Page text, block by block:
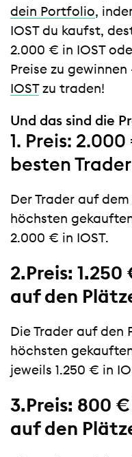
dein Portfolio,
IOST du kaufst,
2.000 € in IOST
Preise zu
IOSTzu traden!
Und das sind die
1. Preis:
besten Trader
Der Trader auf
höchsten
2.000 € in IOST.
2.Preis: 1.250
auf den
Die Trader auf den
höchsten
jeweils 1.250 € in
3.Preis: 800
auf den